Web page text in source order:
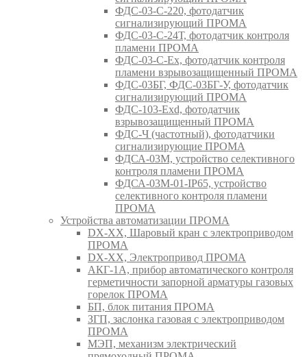
ФДС-03-С-220, фотодатчик
сигнализирующий ПРОМА
ФДС-03-С-24Т, фотодатчик контроля
пламени ПРОМА
ФДС-03-С-Ex, фотодатчик контроля
пламени взрывозащищенный ПРОМА
ФДС-03БГ, ФДС-03БГ-У, фотодатчик
сигнализирующий ПРОМА
ФДС-103-Ехd, фотодатчик
взрывозащищенный ПРОМА
ФДС-Ч (частотный), фотодатчики
сигнализирующие ПРОМА
ФДСА-03М, устройство селективного
контроля пламени ПРОМА
ФДСА-03М-01-IP65, устройство
селективного контроля пламени
ПРОМА
Устройства автоматизации ПРОМА
DX-XX, Шаровый кран c электроприводом
ПРОМА
DX-XX, Электропривод ПРОМА
АКГ-1А, прибор автоматического контроля
герметичности запорной арматуры газовых
горелок ПРОМА
БП, блок питания ПРОМА
ЗГП, заслонка газовая с электроприводом
ПРОМА
МЭП, механизм электрический